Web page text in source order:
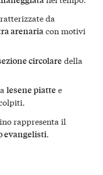
da
arenariacon motivi
circolare della
lesene piatte e
rappresenta il
evangelisti.